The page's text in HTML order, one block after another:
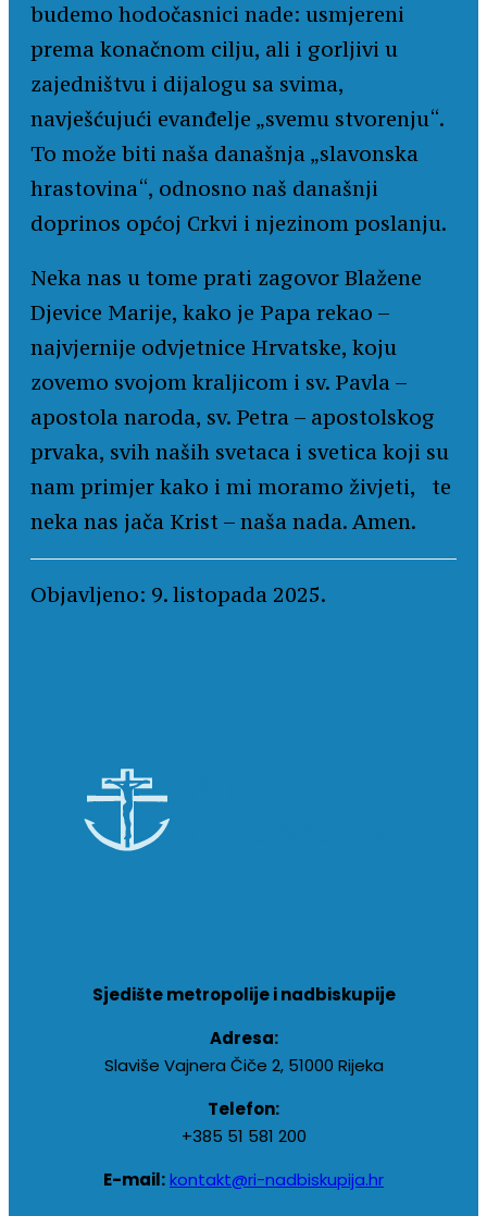
budemo hodočasnici nade: usmjereni
prema konačnom cilju, ali i gorljivi u
zajedništvu i dijalogu sa svima,
navješćujući evanđelje „svemu stvorenju“.
To može biti naša današnja „slavonska
hrastovina“, odnosno naš današnji
doprinos općoj Crkvi i njezinom poslanju.
Neka nas u tome prati zagovor Blažene
Djevice Marije, kako je Papa rekao –
najvjernije odvjetnice Hrvatske, koju
zovemo svojom kraljicom i sv. Pavla –
apostola naroda, sv. Petra – apostolskog
prvaka, svih naših svetaca i svetica koji su
nam primjer kako i mi moramo živjeti, te
neka nas jača Krist – naša nada. Amen.
Objavljeno: 9. listopada 2025.
Sjedište metropolije i nadbiskupije
Adresa:
Slaviše Vajnera Čiče 2, 51000 Rijeka
Telefon:
+385 51 581 200
E-mail:kontakt@ri-nadbiskupija.hr